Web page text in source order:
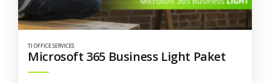
TI OFFICE SERVICES
Microsoft 365 Business Light Paket